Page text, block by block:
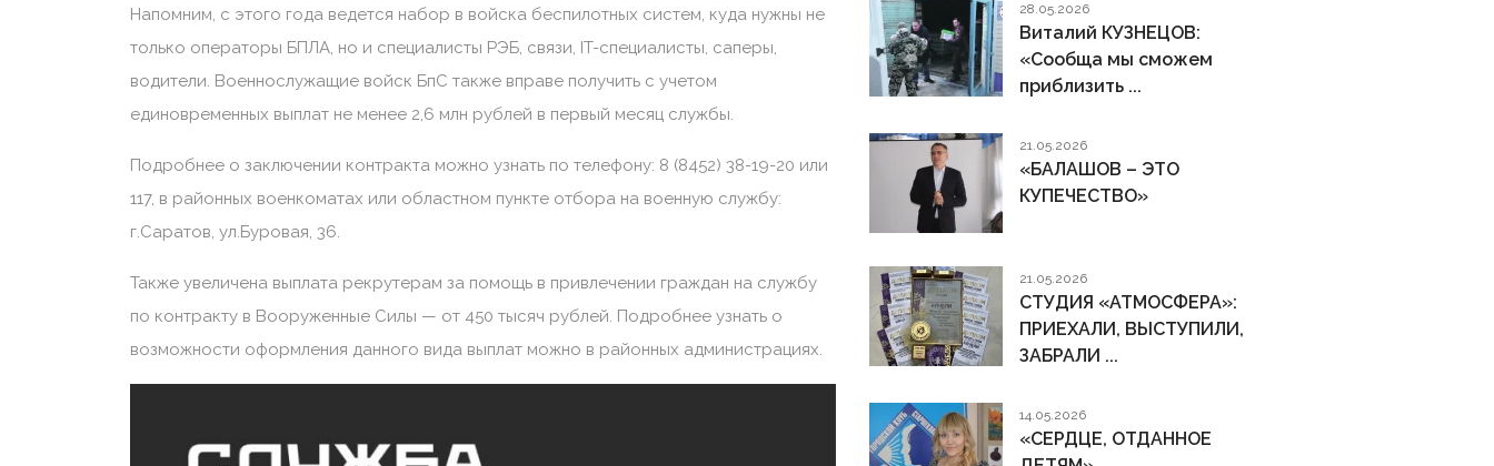
Напомним, с этого года ведется набор в войска беспилотных систем, куда нужны не
только операторы БПЛА, но и специалисты РЭБ, связи, IT-специалисты, саперы,
водители. Военнослужащие войск БпС также вправе получить с учетом
единовременных выплат не менее 2,6 млн рублей в первый месяц службы.
Подробнее о заключении контракта можно узнать по телефону: 8 (8452) 38-19-20 или
117, в районных военкоматах или областном пункте отбора на военную службу:
г.Саратов, ул.Буровая, 36.
Также увеличена выплата рекрутерам за помощь в привлечении граждан на службу
по контракту в Вооруженные Силы — от 450 тысяч рублей. Подробнее узнать о
возможности оформления данного вида выплат можно в районных администрациях.
28.05.2026
Виталий КУЗНЕЦОВ:
«Сообща мы сможем
приблизить ...
21.05.2026
«БАЛАШОВ – ЭТО
КУПЕЧЕСТВО»
21.05.2026
СТУДИЯ «АТМОСФЕРА»:
ПРИЕХАЛИ, ВЫСТУПИЛИ,
ЗАБРАЛИ ...
14.05.2026
«СЕРДЦЕ, ОТДАННОЕ